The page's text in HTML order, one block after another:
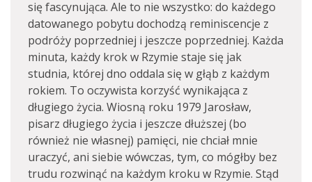
się fascynująca. Ale to nie wszystko: do każdego
datowanego pobytu dochodzą reminiscencje z
podróży poprzedniej i jeszcze poprzedniej. Każda
minuta, każdy krok w Rzymie staje się jak
studnia, której dno oddala się w głąb z każdym
rokiem. To oczywista korzyść wynikająca z
długiego życia. Wiosną roku 1979 Jarosław,
pisarz długiego życia i jeszcze dłuższej (bo
również nie własnej) pamięci, nie chciał mnie
uraczyć, ani siebie wówczas, tym, co mógłby bez
trudu rozwinąć na każdym kroku w Rzymie. Stąd